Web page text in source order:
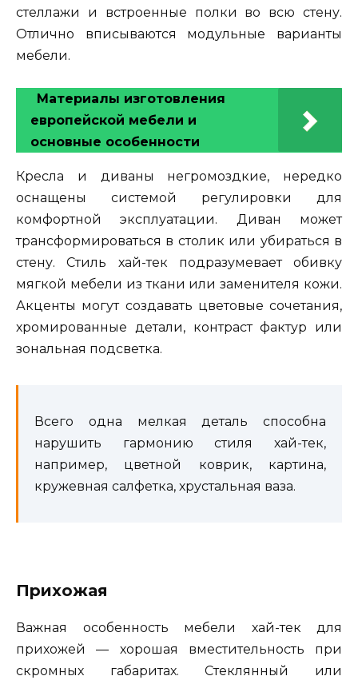
стеллажи и встроенные полки во всю стену.
Отлично вписываются модульные варианты
мебели.
Материалы изготовления
европейской мебели и
основные особенности
Кресла и диваны негромоздкие, нередко
оснащены системой регулировки для
комфортной эксплуатации. Диван может
трансформироваться в столик или убираться в
стену. Стиль хай-тек подразумевает обивку
мягкой мебели из ткани или заменителя кожи.
Акценты могут создавать цветовые сочетания,
хромированные детали, контраст фактур или
зональная подсветка.
Всего одна мелкая деталь способна
нарушить гармонию стиля хай-тек,
например, цветной коврик, картина,
кружевная салфетка, хрустальная ваза.
Прихожая
Важная особенность мебели хай-тек для
прихожей — хорошая вместительность при
скромных габаритах. Стеклянный или